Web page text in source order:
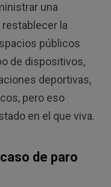
una
la
públicos
de dispositivos,
deportivas,
pero eso
en el que viva.
de paro